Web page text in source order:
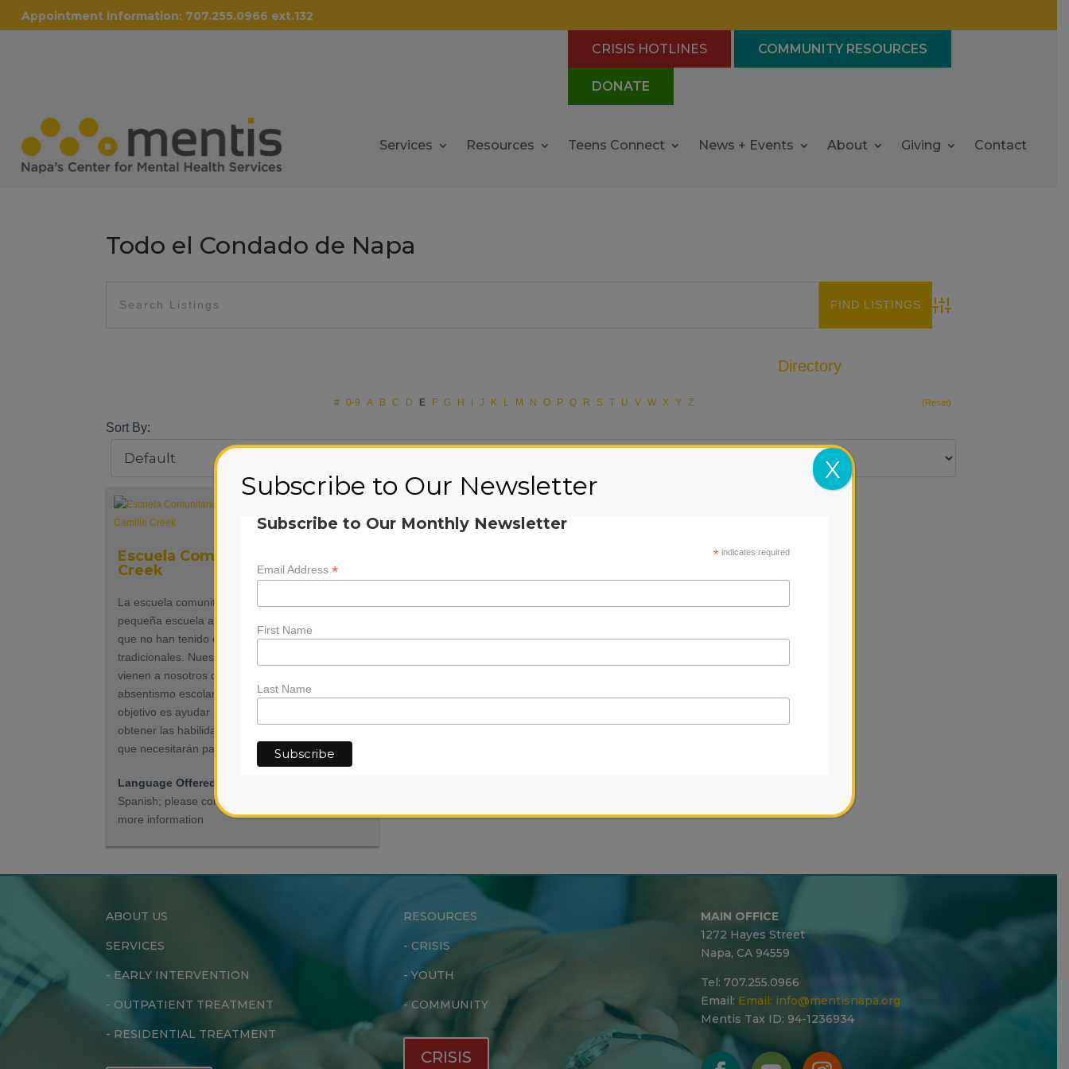
Appointment Information: 707.255.0966 ext.132
CRISIS HOTLINES COMMUNITY RESOURCES
DONATE
Services Resources Teens Connect News + Events About Giving Contact
Todo el Condado de Napa
Advanced Search
Directory
# 0-9 A B C D E F G H J K L M N O P Q R S T U V W X Y Z (Reset)
Sort By:
Escuela Comunitaria Camille
Creek
La escuela comunitaria Camille Creek es una
pequeña escuela alternativa para estudiantes
que no han tenido éxito en las escuelas
tradicionales. Nuestros estudiantes generalmente
vienen a nosotros debido a problemas de
absentismo escolar o comportamiento. Nuestro
objetivo es ayudar a nuestros estudiantes a
obtener las habilidades sociales y académicas
que necesitarán para el empleo o […]
Language Offered
Spanish; please contact the organization for
more information
ABOUT US
SERVICES
- EARLY INTERVENTION
- OUTPATIENT TREATMENT
- RESIDENTIAL TREATMENT
RESOURCES
- CRISIS
- YOUTH
-COMMUNITY
CRISIS
MAIN OFFICE
1272 Hayes Street
Napa, CA 94559
Tel: 707.255.0966
Email: Email: info@mentisnapa.org
Mentis Tax ID: 94-1236934
Subscribe to Our Newsletter
Subscribe to Our Monthly Newsletter
* indicates required
Email Address *
First Name
Last Name
X